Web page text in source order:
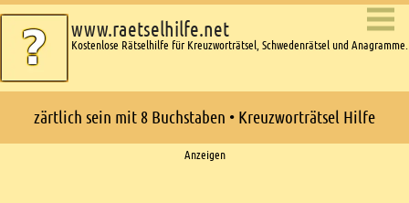
www.raetselhilfe.net
Kostenlose Rätselhilfe für Kreuzworträtsel, Schwedenrätsel und Anagramme.
zärtlich sein mit 8 Buchstaben • Kreuzworträtsel Hilfe
Anzeigen